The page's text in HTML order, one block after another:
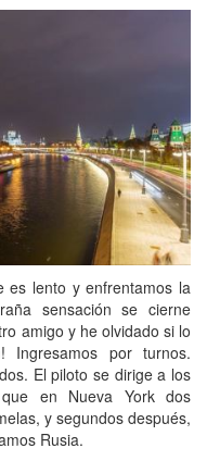
es lento y enfrentamos la
sensación se cierne
amigo y he olvidado si lo
Ingresamos por turnos.
El piloto se dirige a los
que en Nueva York dos
y segundos después,
Rusia.